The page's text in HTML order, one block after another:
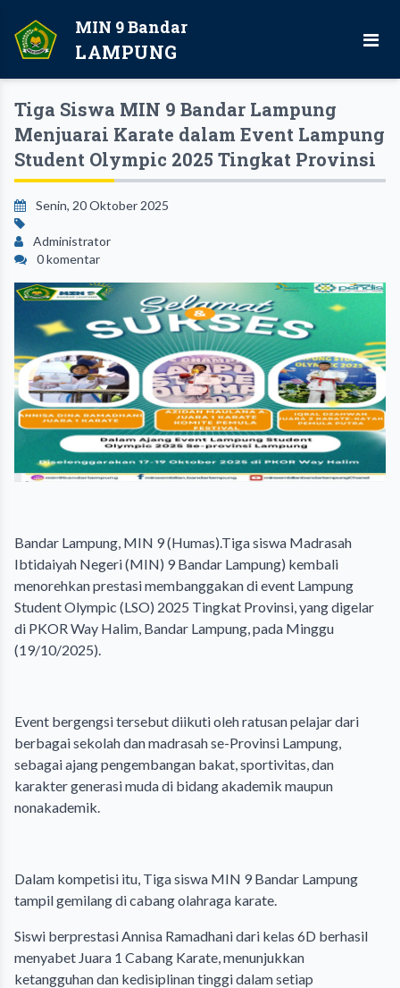
MIN 9 Bandar
LAMPUNG
Tiga Siswa MIN 9 Bandar Lampung
Menjuarai Karate dalam Event Lampung
Student Olympic 2025 Tingkat Provinsi
Senin, 20 Oktober 2025
Administrator
0 komentar
‎Bandar Lampung, MIN 9 (Humas).Tiga siswa Madrasah
Ibtidaiyah Negeri (MIN) 9 Bandar Lampung) kembali
menorehkan prestasi membanggakan di event Lampung
Student Olympic (LSO) 2025 Tingkat Provinsi, yang digelar
di PKOR Way Halim, Bandar Lampung, pada Minggu
(19/10/2025).
‎Event bergengsi tersebut diikuti oleh ratusan pelajar dari
berbagai sekolah dan madrasah se-Provinsi Lampung,
sebagai ajang pengembangan bakat, sportivitas, dan
karakter generasi muda di bidang akademik maupun
nonakademik.
‎Dalam kompetisi itu, Tiga siswa MIN 9 Bandar Lampung
tampil gemilang di cabang olahraga karate.
‎Siswi berprestasi Annisa Ramadhani dari kelas 6D berhasil
menyabet Juara 1 Cabang Karate, menunjukkan
ketangguhan dan kedisiplinan tinggi dalam setiap